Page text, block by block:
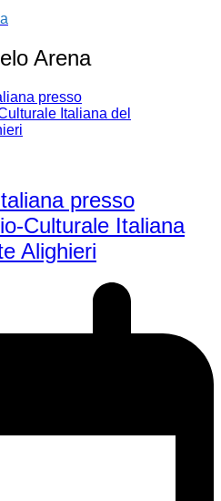
Arena
presso
Culturale Italiana
Alighieri